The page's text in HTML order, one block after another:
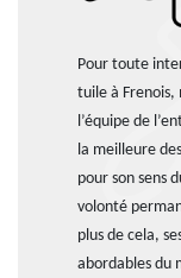
Pour toute
tuile à Frenois,
l’équipe de
la meilleure
pour son sens
volonté
plus de cela,
abordables du